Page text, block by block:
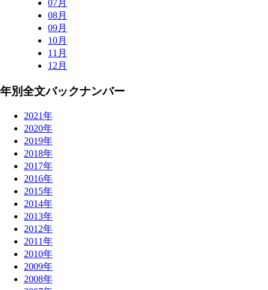
07月
08月
09月
10月
11月
12月
年別全文バックナンバー
2021年
2020年
2019年
2018年
2017年
2016年
2015年
2014年
2013年
2012年
2011年
2010年
2009年
2008年